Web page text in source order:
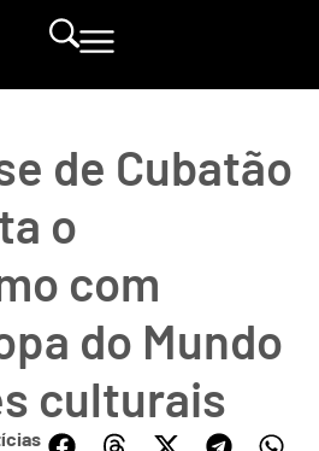
de Cubatão
o
com
do Mundo
culturais